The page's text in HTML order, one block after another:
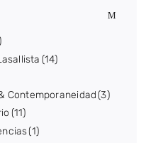
(16)
(14)
Contemporaneidad(3)
(11)
(1)